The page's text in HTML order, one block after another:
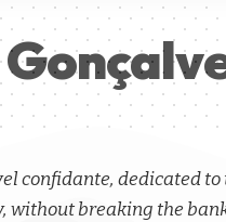
confidante, dedicated
without breaking the